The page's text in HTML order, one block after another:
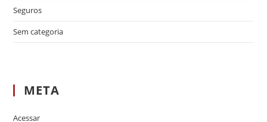
Seguros
Sem categoria
META
Acessar